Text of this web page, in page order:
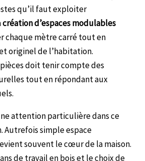
qu’il faut exploiter
création d’espaces modulables
chaque mètre carré tout en
originel de l’habitation.
pièces doit tenir compte des
tout en répondant aux
attention particulière dans ce
Autrefois simple espace
souvent le cœur de la maison.
de travail en bois et le choix de